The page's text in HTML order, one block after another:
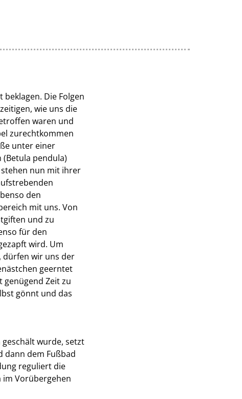
Die Folgen
wie uns die
waren und
zurechtkommen
unter einer
(Betula pendula)
nun mit ihrer
den
mit uns. Von
und zu
für den
wird. Um
dürfen wir uns der
geerntet
genügend Zeit zu
gönnt und das
wurde, setzt
dann dem Fußbad
reguliert die
im Vorübergehen